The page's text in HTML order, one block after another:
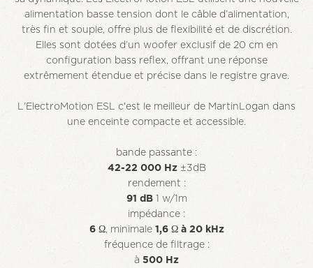
alimentation basse tension dont le câble d’alimentation,
très fin et souple, offre plus de flexibilité et de discrétion.
Elles sont dotées d’un woofer exclusif de 20 cm en
configuration bass reflex, offrant une réponse
extrêmement étendue et précise dans le registre grave.
L'ElectroMotion ESL c'est le meilleur de MartinLogan dans
une enceinte compacte et accessible.
ban­de pas­san­te :
42-22 000 Hz ±3dB
ren­de­ment :
91 dB1 w/1m
im­pé­dan­ce :
6 Ω, minimale1,6 Ω à 20 kHz
fréquence de filtrage :
à 500 Hz